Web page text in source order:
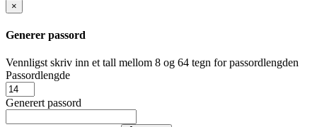
×
Generer passord
Vennligst skriv inn et tall mellom 8 og 64 tegn for passordlengden
Passordlengde
Generert passord